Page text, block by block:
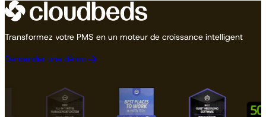
Transformez votre PMS en un moteur de croissance intelligent
Demander une démo